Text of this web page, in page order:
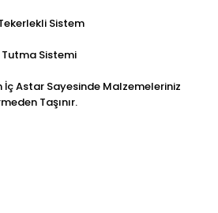
Sistem
Sistemi
İç Astar Sayesinde Malzemeleriniz
Taşınır.